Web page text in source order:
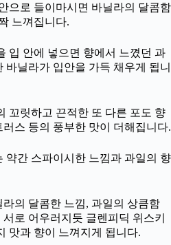
으로 들이마시면 바닐라의 달콤함
느껴집니다.
입 안에 넣으면 향에서 느꼈던 과
닐라가 입안을 가득 채우게 됩니
꼬릿하고 끈적한 또 다른 포도 향
스 등의 풍부한 맛이 더해집니다.
약간 스파이시한 느낌과 과일의 향
의 달콤한 느낌, 과일의 상큼함
로 어우러지듯 글렌피딕 위스키
맛과 향이 느껴지게 됩니다.